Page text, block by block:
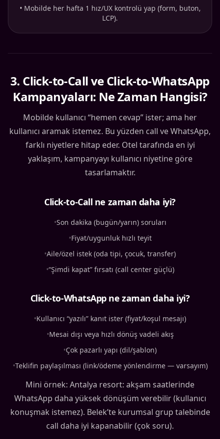
• Mobilde her hafta 1 hız/UX kontrolü yap (form, buton,
LCP).
3. Click-to-Call ve Click-to-WhatsApp
Kampanyaları: Ne Zaman Hangisi?
Mobilde kullanıcı “hemen cevap” ister; ama her
kullanıcı aramak istemez. Bu yüzden call ve WhatsApp,
farklı niyetlere hitap eder. Otel tarafında en iyi
yaklaşım, kampanyayı kullanıcı niyetine göre
tasarlamaktır.
Click-to-Call ne zaman daha iyi?
•Son dakika (bugün/yarın) soruları
•Fiyat/uygunluk hızlı teyit
•Aile/özel istek (oda tipi, çocuk, transfer)
•“Şimdi kapat” fırsatı (call center güçlü)
Click-to-WhatsApp ne zaman daha iyi?
•Kullanıcı “yazılı” kanıt ister (fiyat/koşul mesajı)
•Mesai dışı veya hızlı dönüş vadeli akış
•Çok pazarlı yapı (dil/şablon)
•Teklifin paylaşılması (link/ödeme yönlendirme — varsayım)
Mini örnek: Antalya resort: akşam saatlerinde
WhatsApp daha yüksek dönüşüm verebilir (kullanıcı
konuşmak istemez). Belek’te kurumsal grup talebinde
call daha iyi kapanabilir (çok soru).